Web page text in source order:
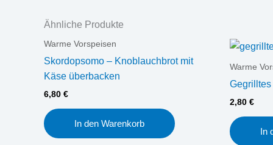
Ähnliche Produkte
Warme Vorspeisen
Skordopsomo – Knoblauchbrot mit
Käse überbacken
6,80 €
In den Warenkorb
Warme
2,80 €
In